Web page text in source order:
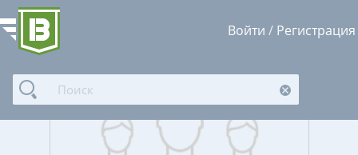
Войти / Регистрация